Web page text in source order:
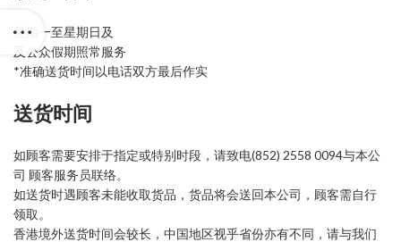
星期一至星期日及
及公众假期照常服务
*准确送货时间以电话双方最后作实
送货时间
如顾客需要安排于指定或特别时段，请致电(852) 2558 0094与本公
司 顾客服务员联络。
如送货时遇顾客未能收取货品，货品将会送回本公司，顾客需自行
领取。
香港境外送货时间会较长，中国地区视乎省份亦有不同，请与我们